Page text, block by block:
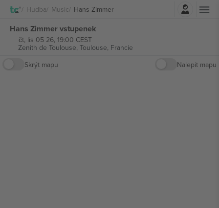
Hudba Music Hans Zimmer
Hans Zimmer vstupenek
čt, lis 05 26, 19:00 CEST
Zenith de Toulouse, Toulouse, Francie
Skrýt mapu
Nalepit mapu